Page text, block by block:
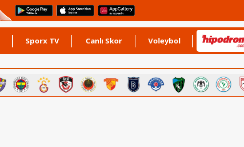
Sporx TV Canlı Skor Voleybol